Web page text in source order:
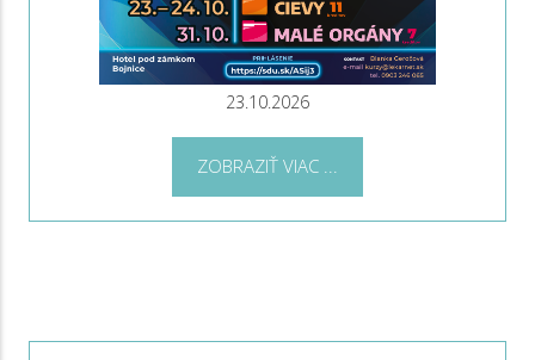
23.10.2026
ZOBRAZIŤ VIAC ...